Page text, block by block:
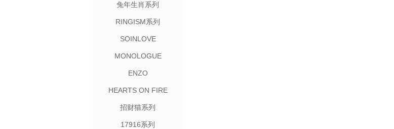
兔年生肖系列
RINGISM系列
SOINLOVE
MONOLOGUE
ENZO
HEARTS ON FIRE
招财猫系列
17916系列